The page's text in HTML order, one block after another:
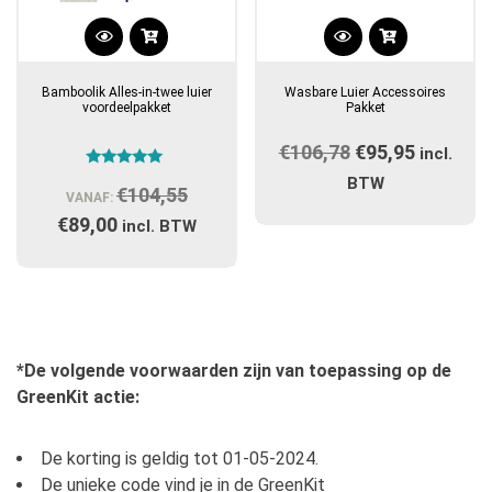
Bamboolik Alles-in-twee luier
voordeelpakket
5.00
uit 5
VANAF: €104,55Oorspronkelijke
prijs
€89,00Huidige
incl. BTW
Wasbare Luier Accessoires
Pakket
€106,78
prijs
€95,95Huidige
incl.
BTW
*De volgende voorwaarden zijn van toepassing op de
GreenKit actie:
De korting is geldig tot 01-05-2024.
De unieke code vind je in de GreenKit